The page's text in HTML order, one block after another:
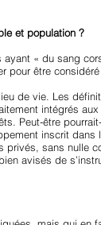
et population ?
« du sang
pour être
de vie. Les
intégrés
Peut-être
inscrit dans
privés, sans nulle
avisés de